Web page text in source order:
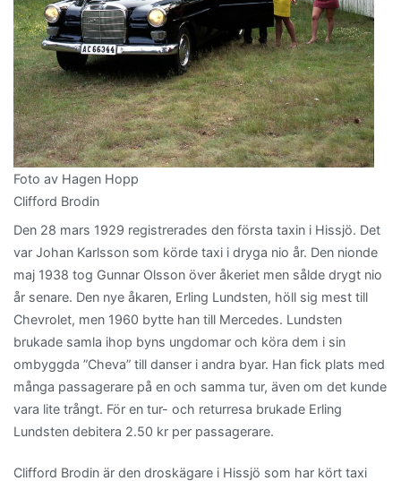
Foto av Hagen Hopp
Clifford Brodin
Den 28 mars 1929 registrerades den första taxin i Hissjö. Det
var Johan Karlsson som körde taxi i dryga nio år. Den nionde
maj 1938 tog Gunnar Olsson över åkeriet men sålde drygt nio
år senare. Den nye åkaren, Erling Lundsten, höll sig mest till
Chevrolet, men 1960 bytte han till Mercedes. Lundsten
brukade samla ihop byns ungdomar och köra dem i sin
ombyggda ”Cheva” till danser i andra byar. Han fick plats med
många passagerare på en och samma tur, även om det kunde
vara lite trångt. För en tur- och returresa brukade Erling
Lundsten debitera 2.50 kr per passagerare.
Clifford Brodin är den droskägare i Hissjö som har kört taxi